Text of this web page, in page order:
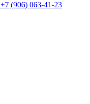
+7 (906) 063-41-23